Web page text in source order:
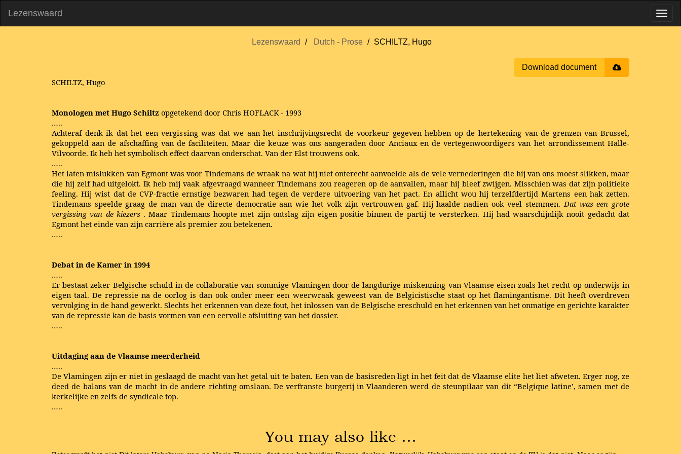
Lezenswaard
Lezenswaard Dutch - Prose SCHILTZ, Hugo
Download document
SCHILTZ, Hugo
Monologen met Hugo Schiltz opgetekend door Chris HOFLACK - 1993
…..
Achteraf denk ik dat het een vergissing was dat we aan het inschrijvingsrecht de voorkeur gegeven hebben op de hertekening van de grenzen van Brussel,
gekoppeld aan de afschaffing van de faciliteiten. Maar die keuze was ons aangeraden door Anciaux en de vertegenwoordigers van het arrondissement Halle-
Vilvoorde. Ik heb het symbolisch effect daarvan onderschat. Van der Elst trouwens ook.
…..
Het laten mislukken van Egmont was voor Tindemans de wraak na wat hij niet onterecht aanvoelde als de vele vernederingen die hij van ons moest slikken, maar
die hij zelf had uitgelokt. Ik heb mij vaak afgevraagd wanneer Tindemans zou reageren op de aanvallen, maar hij bleef zwijgen. Misschien was dat zijn politieke
feeling. Hij wist dat de CVP-fractie ernstige bezwaren had tegen de verdere uitvoering van het pact. En allicht wou hij terzelfdertijd Martens een hak zetten.
Tindemans speelde graag de man van de directe democratie aan wie het volk zijn vertrouwen gaf. Hij haalde nadien ook veel stemmen.Dat was een grote
vergissing van de kiezers . Maar Tindemans hoopte met zijn ontslag zijn eigen positie binnen de partij te versterken. Hij had waarschijnlijk nooit gedacht dat
Egmont het einde van zijn carrière als premier zou betekenen.
…..
Debat in de Kamer in 1994
…..
Er bestaat zeker Belgische schuld in de collaboratie van sommige Vlamingen door de langdurige miskenning van Vlaamse eisen zoals het recht op onderwijs in
eigen taal. De repressie na de oorlog is dan ook onder meer een weerwraak geweest van de Belgicistische staat op het flamingantisme. Dit heeft overdreven
vervolging in de hand gewerkt. Slechts het erkennen van deze fout, het inlossen van de Belgische ereschuld en het erkennen van het onmatige en gerichte karakter
van de repressie kan de basis vormen van een eervolle afsluiting van het dossier.
…..
Uitdaging aan de Vlaamse meerderheid
…..
De Vlamingen zijn er niet in geslaagd de macht van het getal uit te baten. Een van de basisreden ligt in het feit dat de Vlaamse elite het liet afweten. Erger nog, ze
deed de balans van de macht in de andere richting omslaan. De verfranste burgerij in Vlaanderen werd de steunpilaar van dit “Belgique latine’, samen met de
kerkelijke en zelfs de syndicale top.
…..
You may also like …